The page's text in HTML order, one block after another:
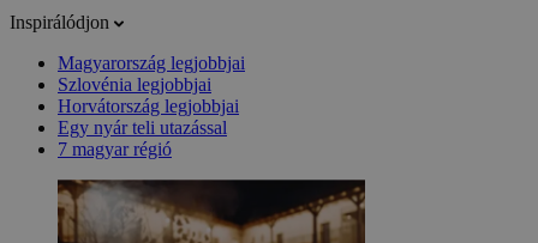
Inspirálódjon
Magyarország legjobbjai
Szlovénia legjobbjai
Horvátország legjobbjai
Egy nyár teli utazással
7 magyar régió